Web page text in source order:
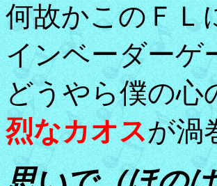
何故かこのＦＬ
インベーダーゲ
どうやら僕の心
烈なカオスが渦